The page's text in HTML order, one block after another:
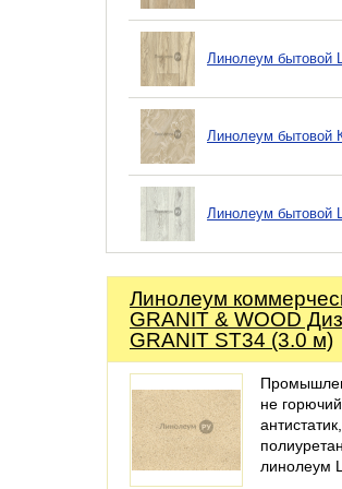
Линолеум бытовой
Линолеум бытовой
Линолеум бытовой
Линолеум
GRANIT & WOOD
GRANIT ST34 (3.0 м)
не
линолеум